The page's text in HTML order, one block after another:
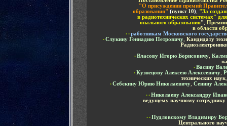
"О присуждении премий
образования" (пункт 10)
"За
в радиотехнических системах"
онального образования"
в области
• • работникам Московского
• Слукину Геннадию Петровичу, Кандидату
• Власову Игорю Борисовичу,
• Васину
• Кузнецову Алексею Алексеевичу,
технических наук
• Себекину Юрию Николаевичу, Сенину
• • Николаеву Александру
ведущему научному сотруднику
• • Пудловскому Владимиру
Центрального